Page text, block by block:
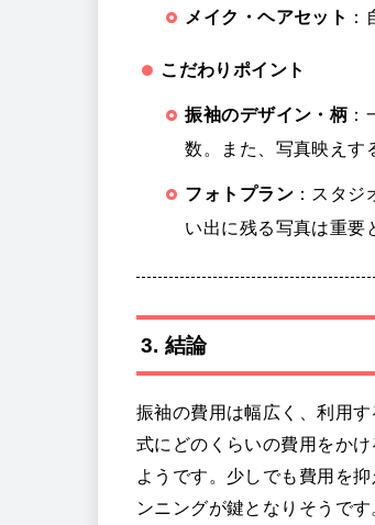
メイク・ヘアセット
こだわりポイント
振袖のデザイン・柄
数。また、写真映えす
フォトプラン：スタジ
い出に残る写真は重要
3. 結論
振袖の費用は幅広く、利用
式にどのくらいの費用をか
ようです。少しでも費用を
ンニングが鍵となりそうです